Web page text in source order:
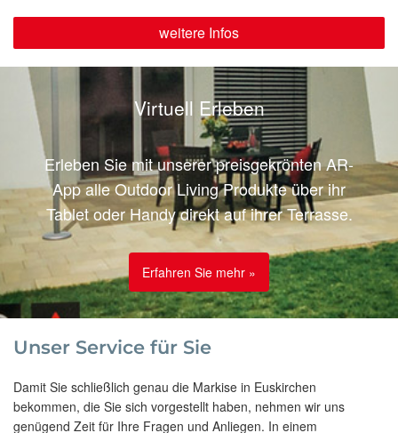
weitere Infos
Virtuell Erleben
Erleben Sie mit unserer preisgekrönten AR-
App alle Outdoor Living Produkte über ihr
Tablet oder Handy direkt auf ihrer Terrasse.
Erfahren Sie mehr »
Unser Service für Sie
Damit Sie schließlich genau die Markise in Euskirchen
bekommen, die Sie sich vorgestellt haben, nehmen wir uns
genügend Zeit für Ihre Fragen und Anliegen. In einem